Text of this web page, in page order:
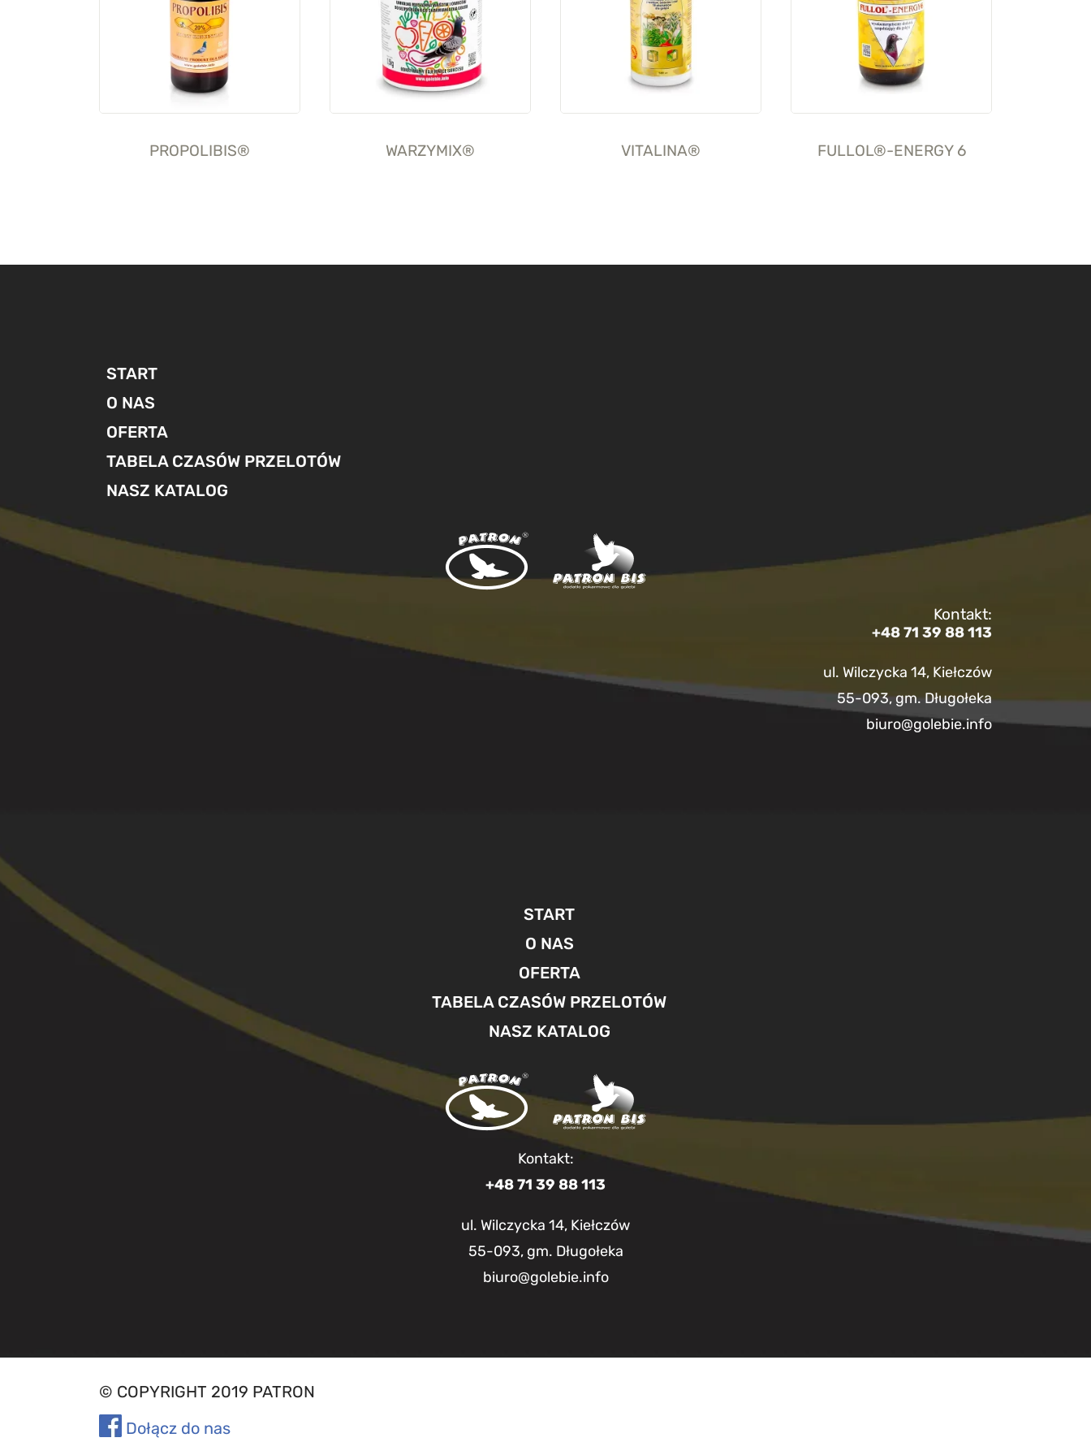
PROPOLIBIS® WARZYMIX® VITALINA® FULLOL®-ENERGY 6
START
O NAS
OFERTA
TABELA CZASÓW PRZELOTÓW
NASZ KATALOG
Kontakt:
+48 71 39 88 113
ul. Wilczycka 14, Kiełczów
55-093, gm. Długołeka
biuro@golebie.info
START
O NAS
OFERTA
TABELA CZASÓW PRZELOTÓW
NASZ KATALOG
Kontakt:
+48 71 39 88 113
ul. Wilczycka 14, Kiełczów
55-093, gm. Długołeka
biuro@golebie.info
© COPYRIGHT 2019 PATRON
Dołącz do nas